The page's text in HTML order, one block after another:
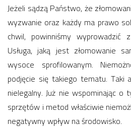
Jeżeli sądzą Państwo, że
wyzwanie oraz każdy ma prawo
chwil, powinniśmy wyprowadzić
Usługa, jaką jest złomowanie
wysoce sprofilowanym.
podjęcie się takiego tematu.
nielegalny. Już nie wspominając o
sprzętów i metod właściwie
negatywny wpływ na środowisko.